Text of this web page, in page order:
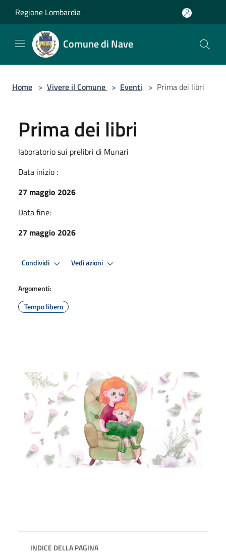
Regione Lombardia
Comune di Nave
Home > Vivere il Comune > Eventi > Prima dei libri
Prima dei libri
laboratorio sui prelibri di Munari
Data inizio :
27 maggio 2026
Data fine:
27 maggio 2026
Condividi Vedi azioni
Argomenti:
Tempo libero
INDICE DELLA PAGINA